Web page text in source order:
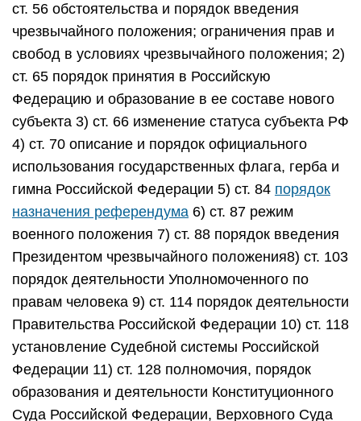
ст. 56 обстоятельства и порядок введения
чрезвычайного положения; ограничения прав и
свобод в условиях чрезвычайного положения; 2)
ст. 65 порядок принятия в Российскую
Федерацию и образование в ее составе нового
субъекта 3) ст. 66 изменение статуса субъекта РФ
4) ст. 70 описание и порядок официального
использования государственных флага, герба и
гимна Российской Федерации 5) ст. 84 порядок
назначения референдума 6) ст. 87 режим
военного положения 7) ст. 88 порядок введения
Президентом чрезвычайного положения8) ст. 103
порядок деятельности Уполномоченного по
правам человека 9) ст. 114 порядок деятельности
Правительства Российской Федерации 10) ст. 118
установление Судебной системы Российской
Федерации 11) ст. 128 полномочия, порядок
образования и деятельности Конституционного
Суда Российской Федерации, Верховного Суда